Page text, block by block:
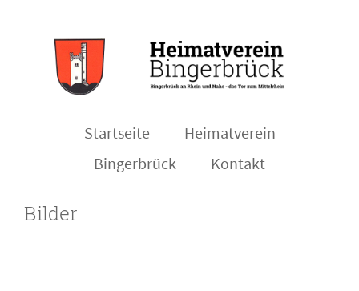
Startseite
Heimatverein
Bingerbrück
Kontakt
Bilder